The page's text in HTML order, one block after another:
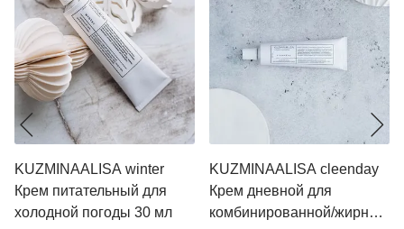
KUZMINAALISA winter
Крем питательный для
холодной погоды 30 мл
KUZMINAALISA cleenday
Крем дневной для
комбинированной/жирной